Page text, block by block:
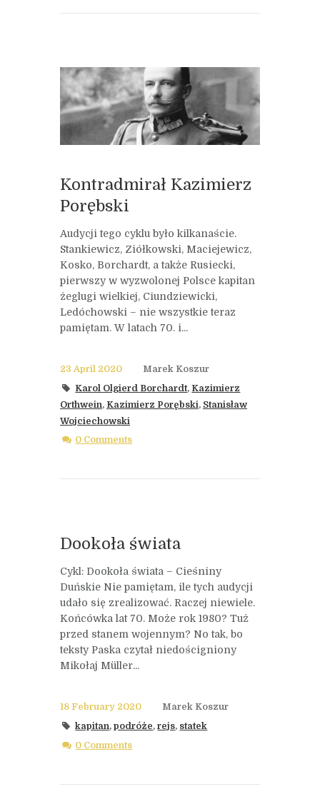
Kontradmirał Kazimierz
Porębski
Audycji tego cyklu było kilkanaście.
Stankiewicz, Ziółkowski, Maciejewicz,
Kosko, Borchardt, a także Rusiecki,
pierwszy w wyzwolonej Polsce kapitan
żeglugi wielkiej, Ciundziewicki,
Ledóchowski – nie wszystkie teraz
pamiętam. W latach 70. i...
23 April 2020
Marek Koszur
Karol Olgierd Borchardt,Kazimierz
Orthwein, Kazimierz Porębski, Stanisław
Wojciechowski
0 Comments
Dookoła świata
Cykl: Dookoła świata – Cieśniny
Duńskie Nie pamiętam, ile tych audycji
udało się zrealizować. Raczej niewiele.
Końcówka lat 70. Może rok 1980? Tuż
przed stanem wojennym? No tak, bo
teksty Paska czytał niedościgniony
Mikołaj Müller...
18 February 2020
Marek Koszur
kapitan,podróże,rejs, statek
0 Comments